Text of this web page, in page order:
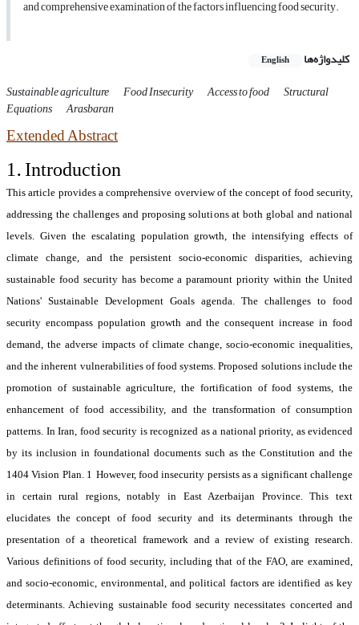
and comprehensive examination of the factors influencing food security.
کلیدواژه‌ها English
Sustainable agriculture Food Insecurity Access to food Structural
Equations Arasbaran
Extended Abstract
1.Introduction
This article provides a comprehensive overview of the concept of food security,
addressing the challenges and proposing solutions at both global and national
levels. Given the escalating population growth, the intensifying effects of
climate change, and the persistent socio-economic disparities, achieving
sustainable food security has become a paramount priority within the United
Nations' Sustainable Development Goals agenda. The challenges to food
security encompass population growth and the consequent increase in food
demand, the adverse impacts of climate change, socio-economic inequalities,
and the inherent vulnerabilities of food systems. Proposed solutions include the
promotion of sustainable agriculture, the fortification of food systems, the
enhancement of food accessibility, and the transformation of consumption
patterns. In Iran, food security is recognized as a national priority, as evidenced
by its inclusion in foundational documents such as the Constitution and the
1404 Vision Plan. 1 However, food insecurity persists as a significant challenge
in certain rural regions, notably in East Azerbaijan Province. This text
elucidates the concept of food security and its determinants through the
presentation of a theoretical framework and a review of existing research.
Various definitions of food security, including that of the FAO, are examined,
and socio-economic, environmental, and political factors are identified as key
determinants. Achieving sustainable food security necessitates concerted and